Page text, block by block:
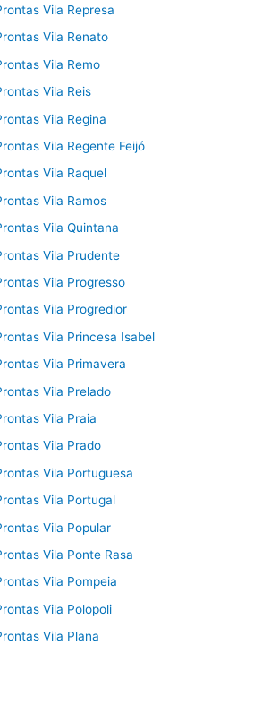
Vila Represa
Vila Renato
Vila Remo
Vila Reis
Vila Regina
Vila Regente Feijó
Vila Raquel
Vila Ramos
Vila Quintana
Vila Prudente
Vila Progresso
Vila Progredior
Vila Princesa Isabel
Vila Primavera
Vila Prelado
Vila Praia
Vila Prado
Vila Portuguesa
Vila Portugal
Vila Popular
Vila Ponte Rasa
Vila Pompeia
Vila Polopoli
Vila Plana